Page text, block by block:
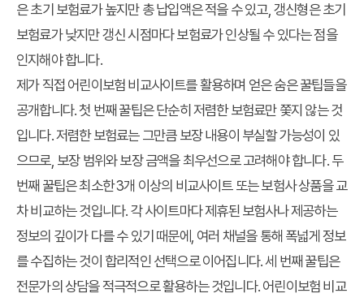
은 초기 보험료가 높지만 총 납입액은 적을 수 있고, 갱신형은 초기
보험료가 낮지만 갱신 시점마다 보험료가 인상될 수 있다는 점을
인지해야 합니다.
제가 직접 어린이보험 비교사이트를 활용하며 얻은 숨은 꿀팁들을
공개합니다. 첫 번째 꿀팁은 단순히 저렴한 보험료만 쫓지 않는 것
입니다. 저렴한 보험료는 그만큼 보장 내용이 부실할 가능성이 있
으므로, 보장 범위와 보장 금액을 최우선으로 고려해야 합니다. 두
번째 꿀팁은 최소한 3개 이상의 비교사이트 또는 보험사 상품을 교
차 비교하는 것입니다. 각 사이트마다 제휴된 보험사나 제공하는
정보의 깊이가 다를 수 있기 때문에, 여러 채널을 통해 폭넓게 정보
를 수집하는 것이 합리적인 선택으로 이어집니다. 세 번째 꿀팁은
전문가의 상담을 적극적으로 활용하는 것입니다. 어린이보험 비교